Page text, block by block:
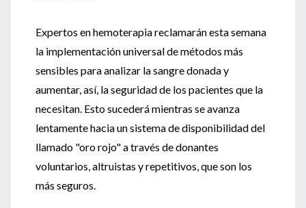
Expertos en hemoterapia reclamarán esta semana
la implementación universal de métodos más
sensibles para analizar la sangre donada y
aumentar, así, la seguridad de los pacientes que la
necesitan. Esto sucederá mientras se avanza
lentamente hacia un sistema de disponibilidad del
llamado "oro rojo" a través de donantes
voluntarios, altruistas y repetitivos, que son los
más seguros.